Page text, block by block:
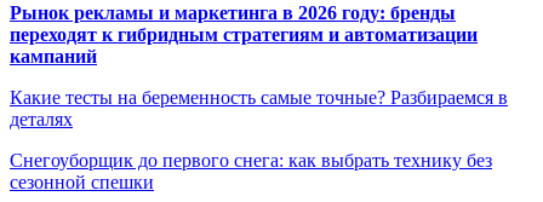
Рынок рекламы и маркетинга в 2026 году: бренды
переходят к гибридным стратегиям и автоматизации
кампаний
Какие тесты на беременность самые точные? Разбираемся в
деталях
Снегоуборщик до первого снега: как выбрать технику без
сезонной спешки